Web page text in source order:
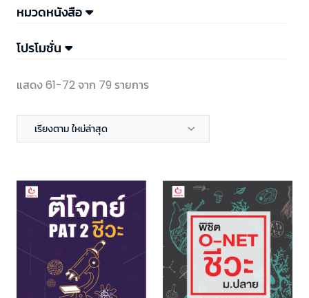
หมวดหนังสือ
โปรโมชั่น
แสดง 61-72 จาก 79 รายการ
เรียงตาม ใหม่ล่าสุด